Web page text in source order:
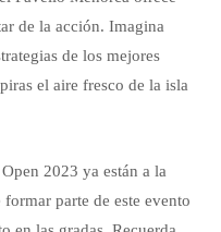
de la acción. Imagina
de los mejores
el aire fresco de la isla
2023 ya están a la
parte de este evento